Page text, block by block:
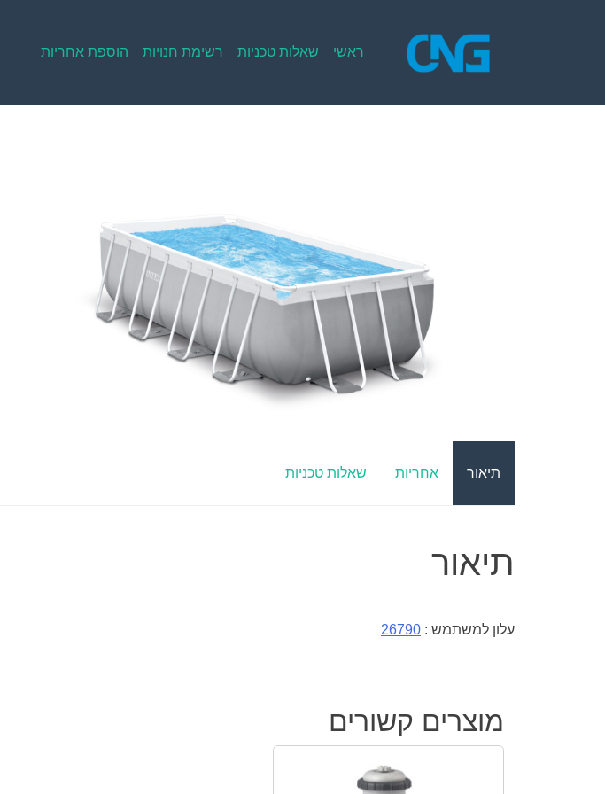
ראשי שאלות טכניות רשימת חנויות הוספת אחריות
תיאור אחריות שאלות טכניות
תיאור
עלון למשתמש : 26790
מוצרים קשורים